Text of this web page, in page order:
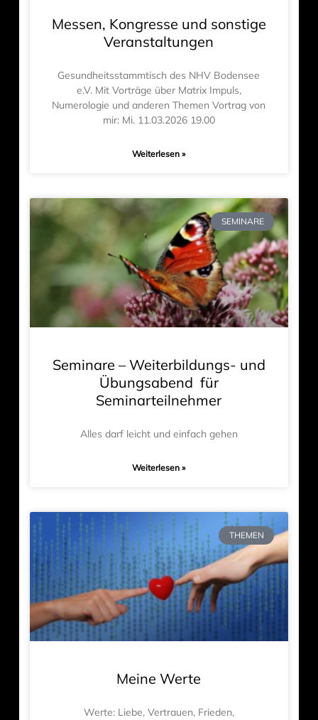
Messen, Kongresse und sonstige
Veranstaltungen
Gesundheitsstammtisch des NHV Bodensee
e.V. Mit Vorträge über Matrix Impuls,
Numerologie und anderen Themen Vortrag von
mir: Mi. 11.03.2026 19.00
Weiterlesen »
SEMINARE
Seminare – Weiterbildungs- und
Übungsabend für
Seminarteilnehmer
Alles darf leicht und einfach gehen
Weiterlesen »
THEMEN
Meine Werte
Werte: Liebe, Vertrauen, Frieden,